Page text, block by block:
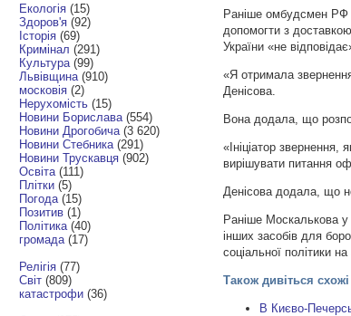
Екологія (15)
Здоров'я (92)
Історія (69)
Кримінал (291)
Культура (99)
Львівщина (910)
московія (2)
Нерухомість (15)
Новини Борислава (554)
Новини Дрогобича (3 620)
Новини Стебника (291)
Новини Трускавця (902)
Освіта (111)
Плітки (5)
Погода (15)
Позитив (1)
Політика (40)
громада (17)
Релігія (77)
Світ (809)
катастрофи (36)
Раніше омбудсмен РФ
допомогти з
України «не
«Я отримала
Денісова.
Вона додала, що
«Ініціатор
вирішувати питання
Денісова додала, що
Раніше Москалькова у
інших засобів для
соціальної політики
Також дивіться
В Києво-